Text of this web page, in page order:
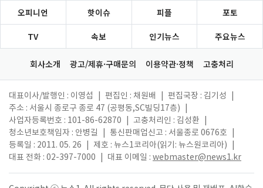
오피니언 핫이슈 피플 포토
TV 속보 인기뉴스 주요뉴스
회사소개 광고/제휴·구매문의 이용약관·정책 고충처리
대표이사/발행인 : 이영섭 편집인 : 채원배 편집국장 : 김기성
주소 : 서울시 종로구 종로 47 (공평동,SC빌딩17층)
사업자등록번호 : 101-86-62870
고충처리인 : 김성환
청소년보호책임자 : 안병길
통신판매업신고 : 서울종로 0676호
등록일 : 2011. 05. 26
제호 : 뉴스1코리아(읽기: 뉴스원코리아)
대표 전화 : 02-397-7000
대표 이메일 : webmaster@news1.kr